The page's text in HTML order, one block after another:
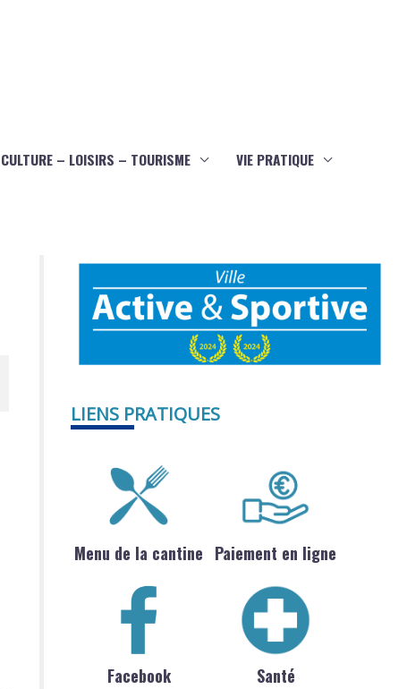
CULTURE – LOISIRS – TOURISME VIE PRATIQUE
LIENS PRATIQUES
Menu de la cantine Paiement en ligne
Facebook Santé